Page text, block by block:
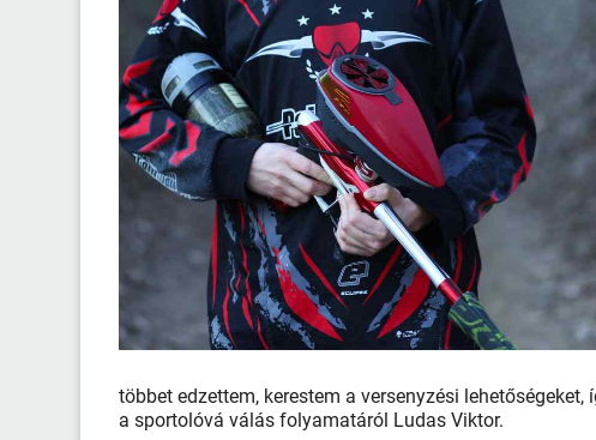
többet edzettem, kerestem a versenyzési
a sportolóvá válás folyamatáról Ludas Viktor.